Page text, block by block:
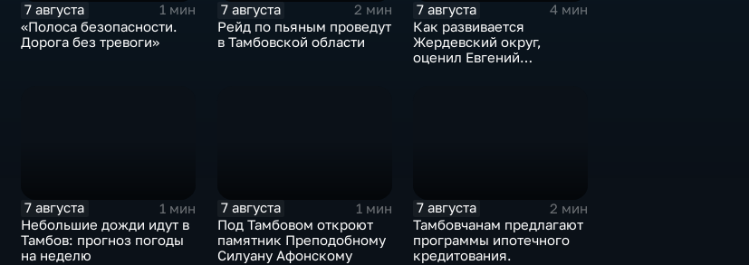
7 августа
1 мин
«Полоса безопасности.
Дорога без тревоги»
7 августа
2 мин
Рейд по пьяным проведут
в Тамбовской области
7 августа
4 мин
Как развивается
Жердевский округ,
оценил Евгений
7 августа
1 мин
Небольшие дожди идут в
Тамбов: прогноз погоды
на неделю
7 августа
1 мин
Под Тамбовом откроют
памятник Преподобному
Силуану Афонскому
7 августа
2 мин
Тамбовчанам предлагают
программы ипотечного
кредитования.